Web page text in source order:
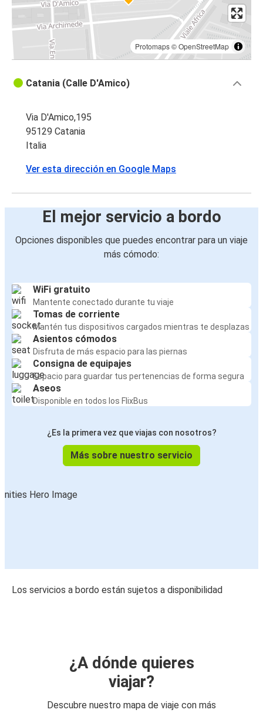
Protomaps©OpenStreetMap
Catania (Calle D'Amico)
Via D'Amico,195
95129 Catania
Italia
Ver esta dirección en Google Maps
El mejor servicio a bordo
Opciones disponibles que puedes encontrar para un viaje
más cómodo:
WiFi gratuito
Mantente conectado durante tu viaje
Tomas de corriente
Mantén tus dispositivos cargados mientras te desplazas
Asientos cómodos
Disfruta de más espacio para las piernas
Consigna de equipajes
Espacio para guardar tus pertenencias de forma segura
Aseos
Disponible en todos los FlixBus
¿Es la primera vez que viajas con nosotros?
Más sobre nuestro servicio
Los servicios a bordo están sujetos a disponibilidad
¿A dónde quieres
viajar?
Descubre nuestro mapa de viaje con más